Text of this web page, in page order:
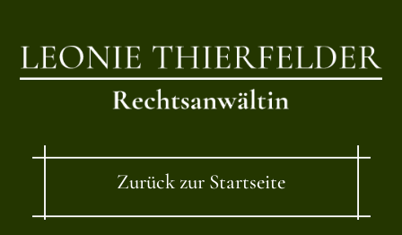
Zurück zur Startseite